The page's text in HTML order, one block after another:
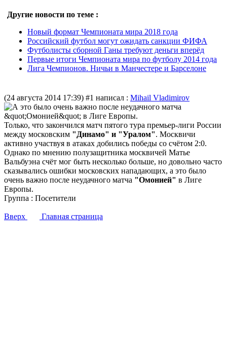
Другие новости по теме :
Новый формат Чемпионата мира 2018 года
Российский футбол могут ожидать санкции ФИФА
Футболисты сборной Ганы требуют деньги вперёд
Первые итоги Чемпионата мира по футболу 2014 года
Лига Чемпионов. Ничьи в Манчестере и Барселоне
(24 августа 2014 17:39) #1 написал : Mihail Vladimirov
Только, что закончился матч пятого тура премьер-лиги России
между московским "Динамо" и "Уралом". Москвичи
активно участвуя в атаках добились победы со счётом 2:0.
Однако по мнению полузащитника москвичей Матье
Вальбуэна счёт мог быть несколько больше, но довольно часто
сказывались ошибки московских нападающих, а это было
очень важно после неудачного матча "Омонией" в Лиге
Европы.
Группа : Посетители
Вверх Главная страница